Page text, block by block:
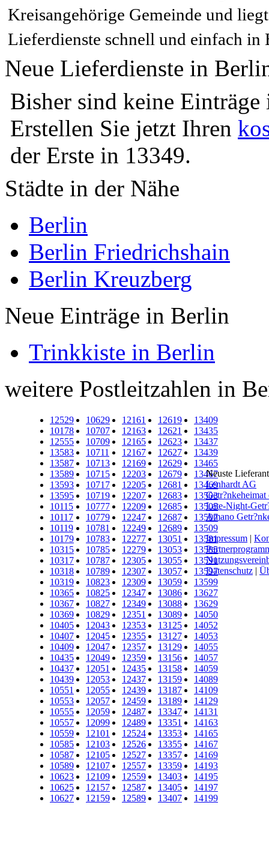
Kreisangehörige Gemeinde und
Lieferdienste schnell und einfach
Neue Lieferdienste in
Bisher sind keine
Erstellen Sie jetzt Ihren
der Erste in 13349.
Städte in der Nähe
Berlin
Berlin Friedrichshain
Berlin Kreuzberg
Neue Einträge in Berlin
Trinkkiste in Berlin
weitere Postleitzahlen in
12529
10178
12555
13583
13587
13589
13593
13595
10115
10117
10119
10179
10315
10317
10318
10319
10365
10367
10369
10405
10407
10409
10435
10437
10439
10551
10553
10555
10557
10559
10585
10587
10589
10623
10625
10627
10629
10707
10709
10711
10713
10715
10717
10719
10777
10779
10781
10783
10785
10787
10789
10823
10825
10827
10829
12043
12045
12047
12049
12051
12053
12055
12057
12059
12099
12101
12103
12105
12107
12109
12157
12159
12161
12163
12165
12167
12169
12203
12205
12207
12209
12247
12249
12277
12279
12305
12307
12309
12347
12349
12351
12353
12355
12357
12359
12435
12437
12439
12459
12487
12489
12524
12526
12527
12557
12559
12587
12589
12619
12621
12623
12627
12629
12679
12681
12683
12685
12687
12689
13051
13053
13055
13057
13059
13086
13088
13089
13125
13127
13129
13156
13158
13159
13187
13189
13347
13351
13353
13355
13357
13359
13403
13405
13407
13409
13435
13437
13439
13465
13467
13469
13503
13505
13507
13509
13581
13585
13591
13597
13599
13627
13629
14050
14052
14053
14055
14057
14059
14089
14109
14129
14131
14163
14165
14167
14169
14193
14195
14197
14199
Neuste
Lenhardt AG
Late-Night-
Amano
Impressum |
Datenschutz |